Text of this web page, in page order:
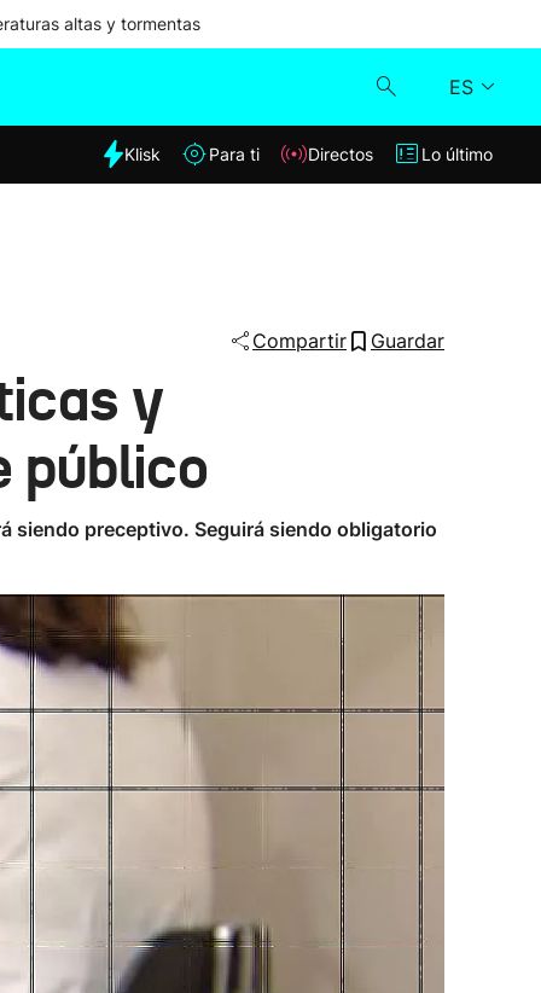
altas y tormentas
ES
Klisk
Klisk Para ti Directos Lo último
Compartir Guardar
y
público
siendo preceptivo. Seguirá siendo obligatorio